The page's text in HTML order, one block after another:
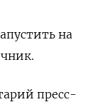
на
пресс-